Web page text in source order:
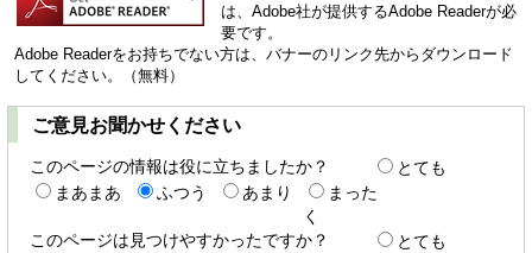
は、Adobe社が提供するAdobe Readerが必
要です。
Adobe Readerをお持ちでない方は、バナーのリンク先からダウンロード
してください。（無料）
ご意見お聞かせください
このページの情報は役に立ちましたか？
とても
まあまあ
ふつう あまり
まった
く
このページは見つけやすかったですか？
とても